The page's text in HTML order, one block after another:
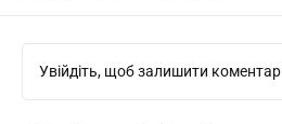
Увійдіть, щоб залишити коментар